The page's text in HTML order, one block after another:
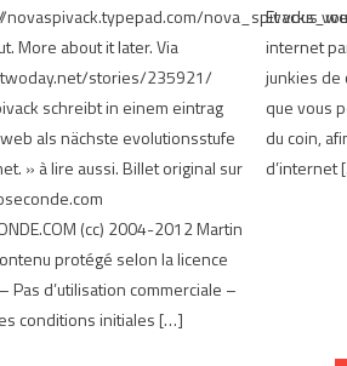
novaspivack.typepad.com/
More about it later. Via
stories/235921/
schreibt in einem eintrag
als nächste evolutionsstufe
» à lire aussi. Billet original sur
(cc) 2004-2012 Martin
protégé selon la licence
Pas d’utilisation commerciale –
conditions initiales […]
Et vous
internet
junkies de
que vous
du coin,
d’internet